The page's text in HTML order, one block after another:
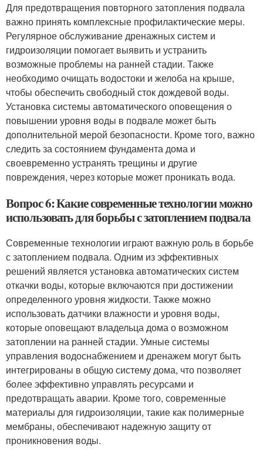
Для предотвращения повторного затопления подвала
важно принять комплексные профилактические меры.
Регулярное обслуживание дренажных систем и
гидроизоляции помогает выявить и устранить
возможные проблемы на ранней стадии. Также
необходимо очищать водостоки и желоба на крыше,
чтобы обеспечить свободный сток дождевой воды.
Установка системы автоматического оповещения о
повышении уровня воды в подвале может быть
дополнительной мерой безопасности. Кроме того, важно
следить за состоянием фундамента дома и
своевременно устранять трещины и другие
повреждения, через которые может проникать вода.
Вопрос 6: Какие современные технологии можно
использовать для борьбы с затоплением подвала
Современные технологии играют важную роль в борьбе
с затоплением подвала. Одним из эффективных
решений является установка автоматических систем
откачки воды, которые включаются при достижении
определенного уровня жидкости. Также можно
использовать датчики влажности и уровня воды,
которые оповещают владельца дома о возможном
затоплении на ранней стадии. Умные системы
управления водоснабжением и дренажем могут быть
интегрированы в общую систему дома, что позволяет
более эффективно управлять ресурсами и
предотвращать аварии. Кроме того, современные
материалы для гидроизоляции, такие как полимерные
мембраны, обеспечивают надежную защиту от
проникновения воды.